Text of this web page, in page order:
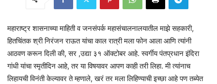
महाराष्ट्र शासनाच्या माहिती व जनसंपर्क महासंचालनालयातील माझे सहकारी,
हितचिंतक श्री निरंजन राऊत यांचा काल रात्री मला फोन आला आणि त्यांनी
आठवण करून दिली की, सर ,उद्या ३१ ऑक्टोबर आहे. स्वर्गीय पंतप्रधान इंदिरा
गांधी यांचा स्मृतीदिन आहे, तर या विषयावर आपण काही तरी लिहा. मी त्यांनाच
लिहायची विनंती केल्यावर ते म्हणाले, खरं तर मला लिहिण्याची इच्छा आहे पण तब्येत